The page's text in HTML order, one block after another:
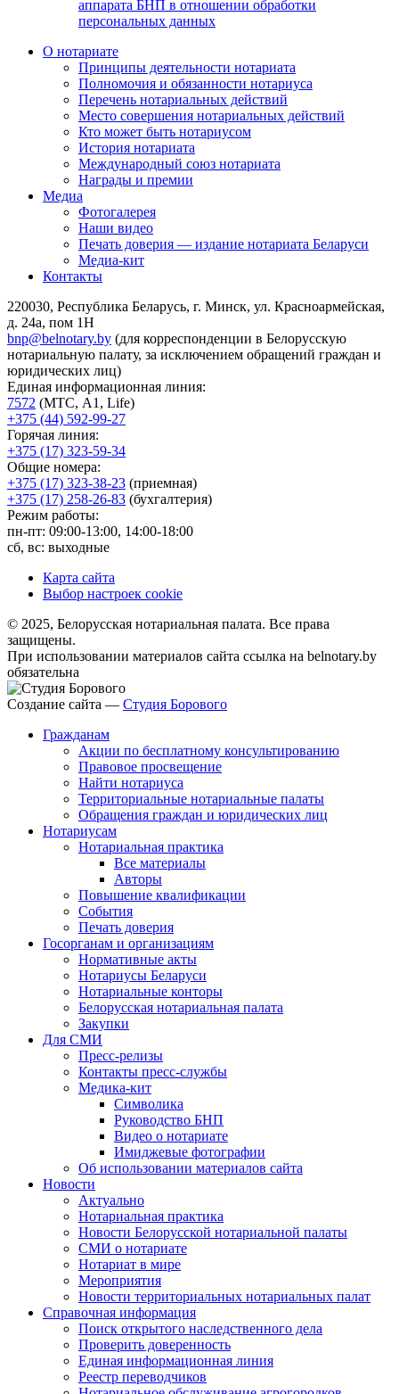
аппарата БНП в отношении обработки
персональных данных
О нотариате
Принципы деятельности нотариата
Полномочия и обязанности нотариуса
Перечень нотариальных действий
Место совершения нотариальных действий
Кто может быть нотариусом
История нотариата
Международный союз нотариата
Награды и премии
Медиа
Фотогалерея
Наши видео
Печать доверия — издание нотариата Беларуси
Медиа-кит
Контакты
220030, Республика Беларусь, г. Минск, ул. Красноармейская,
д. 24а, пом 1Н
bnp@belnotary.by (для корреспонденции в Белорусскую
нотариальную палату, за исключением обращений граждан и
юридических лиц)
Единая информационная линия:
7572 (МТС, A1, Life)
+375 (44) 592-99-27
Горячая линия:
+375 (17) 323-59-34
Общие номера:
+375 (17) 323-38-23 (приемная)
+375 (17) 258-26-83 (бухгалтерия)
Режим работы:
пн-пт: 09:00-13:00, 14:00-18:00
сб, вс: выходные
Карта сайта
Выбор настроек cookie
© 2025, Белорусская нотариальная палата. Все права
защищены.
При использовании материалов сайта ссылка на belnotary.by
обязательна
Создание сайта — Студия Борового
Гражданам
Акции по бесплатному консультированию
Правовое просвещение
Найти нотариуса
Территориальные нотариальные палаты
Обращения граждан и юридических лиц
Нотариусам
Нотариальная практика
Все материалы
Авторы
Повышение квалификации
События
Печать доверия
Госорганам и организациям
Нормативные акты
Нотариусы Беларуси
Нотариальные конторы
Белорусская нотариальная палата
Закупки
Для СМИ
Пресс-релизы
Контакты пресс-службы
Медика-кит
Символика
Руководство БНП
Видео о нотариате
Имиджевые фотографии
Об использовании материалов сайта
Новости
Актуально
Нотариальная практика
Новости Белорусской нотариальной палаты
СМИ о нотариате
Нотариат в мире
Мероприятия
Новости территориальных нотариальных палат
Справочная информация
Поиск открытого наследственного дела
Проверить доверенность
Единая информационная линия
Реестр переводчиков